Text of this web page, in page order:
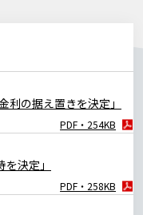
利の据え置きを決定」
PDF・254KB
決定」
PDF・258KB